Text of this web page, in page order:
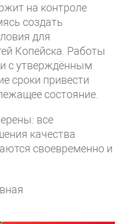
на контроле
создать
для
Копейска. Работы
с утверждённым
сроки привести
состояние.
все
качества
своевременно и